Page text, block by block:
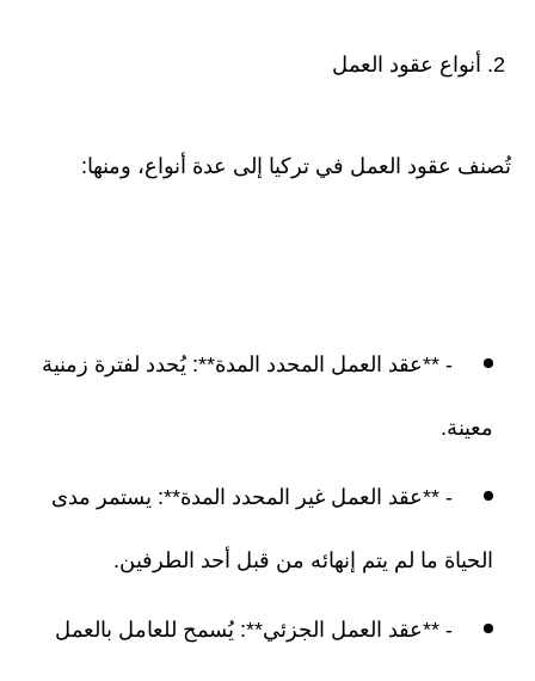
تُصنف عقود العمل في تركيا إلى عدة أنواع، ومنها:
- **عقد العمل المحدد المدة**: يُحدد لفترة زمنية
معينة.
- **عقد العمل غير المحدد المدة**: يستمر مدى
الحياة ما لم يتم إنهائه من قبل أحد الطرفين.
- **عقد العمل الجزئي**: يُسمح للعامل بالعمل